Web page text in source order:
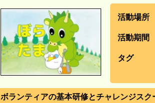
活動場所
活動期間
タグ
ボランティアの基本研修とチャレンジスク